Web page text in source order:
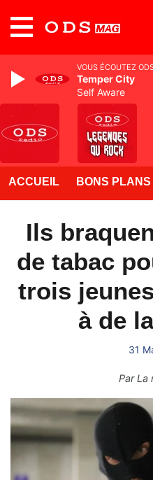
ACCUEIL BONS PLANS
Ils
de tabac
trois
à de
31
ParLa
VOUS ÉCOUTEZ
Temper City
Self Aware